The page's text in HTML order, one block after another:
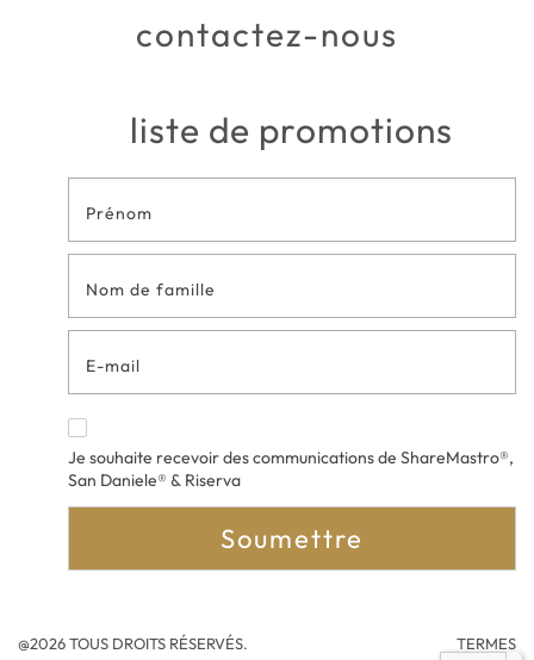
contactez-nous
liste de promotions
Formulaire
de contact
en bas de
page
Je souhaite recevoir des communications de ShareMastro®,
San Daniele® & Riserva
Soumettre
@2026 TOUS DROITS RÉSERVÉS. TERMES